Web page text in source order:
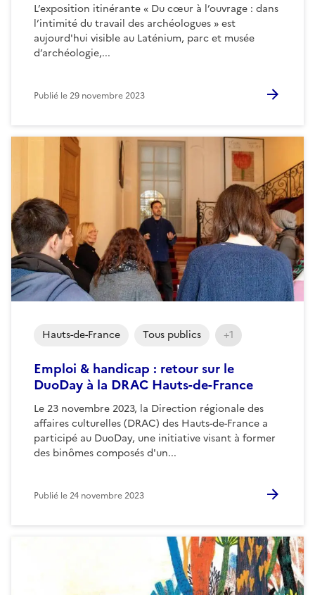
L’exposition itinérante « Du cœur à l’ouvrage : dans
l’intimité du travail des archéologues » est
aujourd'hui visible au Laténium, parc et musée
d’archéologie,...
Publié le29 novembre 2023
Emploi & handicap : retour sur le
DuoDay à la DRAC Hauts-de-France
Le 23 novembre 2023, la Direction régionale des
affaires culturelles (DRAC) des Hauts-de-France a
participé au DuoDay, une initiative visant à former
des binômes composés d'un...
Hauts-de-France Tous publics +1
Publié le24 novembre 2023